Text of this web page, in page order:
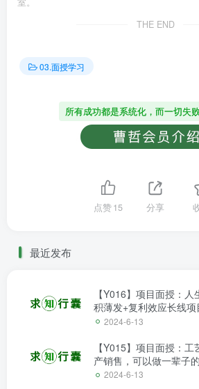
THE END
03.面授学习
所有成功都是系统化，而一切失
点赞15 分享
最近发布
【Y016】项目面授：
积薄发+复利效应长线
2024-6-13
【Y015】项目面授：
产销售，可以做一辈子
2024-6-13